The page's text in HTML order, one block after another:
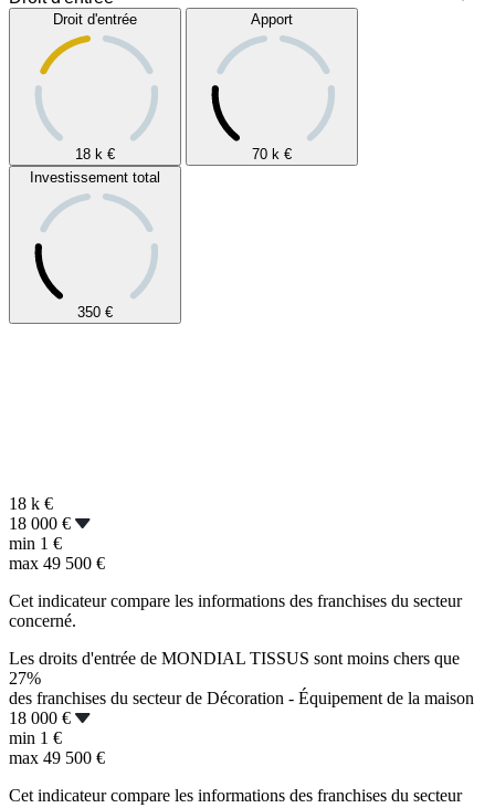
Droit d'entrée
18 k €
Apport
70 k €
Investissement total
350 €
18 k €
18 000 €
min 1 €
max 49 500 €
Cet indicateur compare les informations des franchises du secteur
concerné.
Les droits d'entrée de MONDIAL TISSUS sont moins chers que
27%
des franchises du secteur de Décoration - Équipement de la maison
18 000 €
min 1 €
max 49 500 €
Cet indicateur compare les informations des franchises du secteur